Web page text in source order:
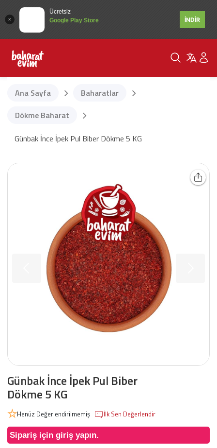
Ücretsiz
Google Play Store
İNDİR
Ana Sayfa
Baharatlar
Dökme Baharat
Günbak İnce İpek Pul Biber Dökme 5 KG
Günbak İnce İpek Pul Biber
Dökme 5 KG
Henüz Değerlendirilmemiş İlk Sen Değerlendir
Sipariş için giriş yapın.